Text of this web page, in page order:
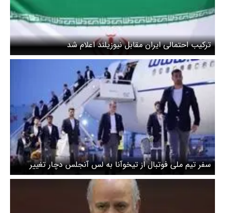
ترکیب احتمالی ایران مقابل نیوزیلند اعلام شد
سفر تیم ملی فوتبال از تیخوآنا به لس آنجلس دچار تغییر
ناگهانی شد